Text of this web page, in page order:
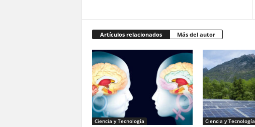
Artículos relacionados Más del autor
Ciencia y Tecnología Ciencia y Tecnología